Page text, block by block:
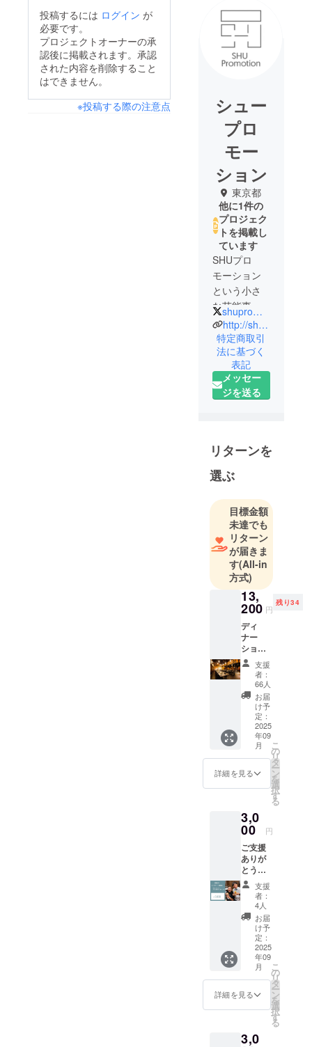
投稿するには ログイン が
必要です。
プロジェクトオーナーの承
認後に掲載されます。承認
された内容を削除すること
はできません。
※投稿する際の注意点
シュー
プロ
モー
ション
東京都
他に1件の
プロジェク
トを掲載し
ています
SHUプロ
モーション
という小さ
な芸能事務
所です。
若手芸人の
育成など、
新しいタレ
ントを生み
出そうと
ので今後と
もよろしく
お願い致し
shupromotion
http://shu-pro.co.jp
特定商取引
法に基づく
表記
メッセー
ジを送る
リターンを
選ぶ
目標金額
未達でも
リターン
が届きま
す(All-in
方式)
13,
200 円
残り34
ディ
ナー
ショー
にご参
加いた
だける
チケッ
ト1名分
です。
(ペンラ
イト付
き) お食
事(飲み
放題付
き)と二
人のパ
マンス
をお楽
しみい
ただけ
ます。
（定員
100名限
定） ・
日時：
2025年
9月21日
（日曜
日）
19:00開
始-21:0
0終了予
定 ・場
年蔵
支援
者：
66人
お届
け予
定：
2025
年09
月
詳細を見る
こ
の
リ
タ
ー
ン
を
選
択
す
る
3,0
00 円
ご支援
ありが
とうご
ざいま
す！ 永
島と内
山から
あなた
だけに
感謝を
綴った
30秒~1
分程度
のメッ
セージ
動画を
させて
支援
者：
4人
お届
け予
定：
2025
年09
月
詳細を見る
こ
の
リ
タ
ー
ン
を
選
択
す
る
3,0